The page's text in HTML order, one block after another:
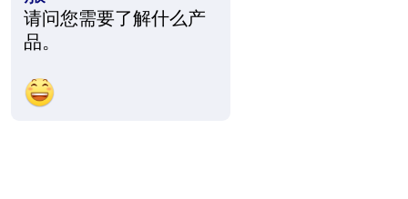
请问您需要了解什么产
品。